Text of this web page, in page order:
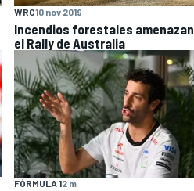
WRC10 nov 2019
Incendios forestales amenazan
el Rally de Australia
FÓRMULA 12 m